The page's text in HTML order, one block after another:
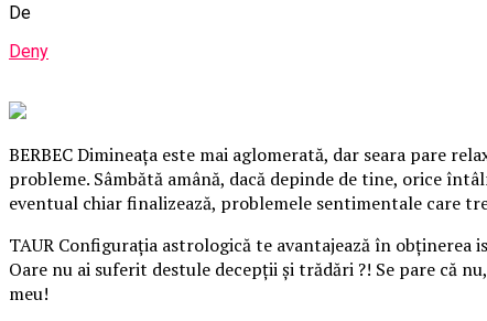
De
Deny
BERBEC Dimineaţa este mai aglomerată, dar seara pare
probleme. Sâmbătă amână, dacă depinde de tine, orice
eventual chiar finalizează, problemele sentimentale care
TAUR Configuraţia astrologică te avantajează în obţinerea
Oare nu ai suferit destule decepţii şi trădări ?! Se pare că
meu!